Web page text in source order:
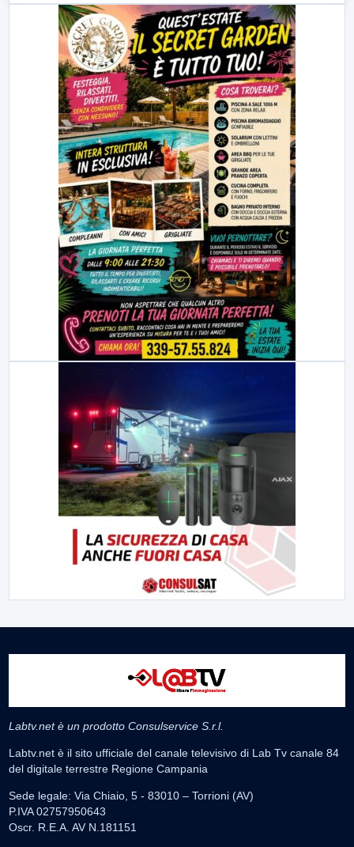
Labtv.net è un prodotto Consulservice S.r.l.
Labtv.net è il sito ufficiale del canale televisivo di Lab Tv canale 84
del digitale terrestre Regione Campania
Sede legale: Via Chiaio, 5 - 83010 – Torrioni (AV)
P.IVA 02757950643
Oscr. R.E.A. AV N.181151